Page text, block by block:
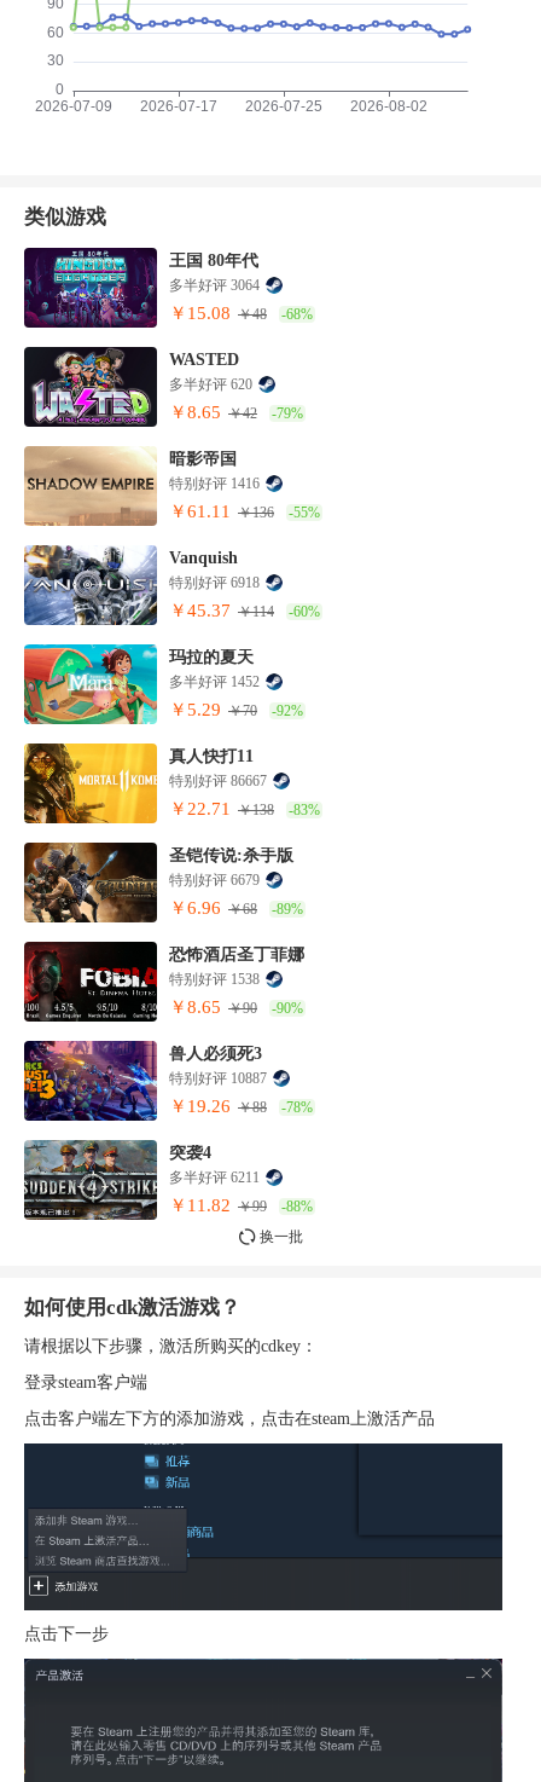
类似游戏
王国 80年代
多半好评 3064
￥15.08 ￥48 -68%
WASTED
多半好评 620
￥8.65 ￥42 -79%
暗影帝国
特别好评 1416
￥61.11 ￥136 -55%
Vanquish
特别好评 6918
￥45.37 ￥114 -60%
玛拉的夏天
多半好评 1452
￥5.29 ￥70 -92%
真人快打11
特别好评 86667
￥22.71 ￥138 -83%
圣铠传说:杀手版
特别好评 6679
￥6.96 ￥68 -89%
恐怖酒店圣丁菲娜
特别好评 1538
￥8.65 ￥90 -90%
兽人必须死3
特别好评 10887
￥19.26 ￥88 -78%
突袭4
多半好评 6211
￥11.82 ￥99
-88%
换一批
如何使用cdk激活游戏？
请根据以下步骤，激活所购买的cdkey：
登录steam客户端
点击客户端左下方的添加游戏，点击在steam上激活产品
点击下一步